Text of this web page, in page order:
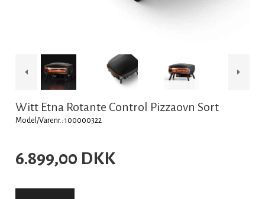
Witt Etna Rotante Control Pizzaovn Sort
Model/Varenr.: 100000322
6.899,00 DKK